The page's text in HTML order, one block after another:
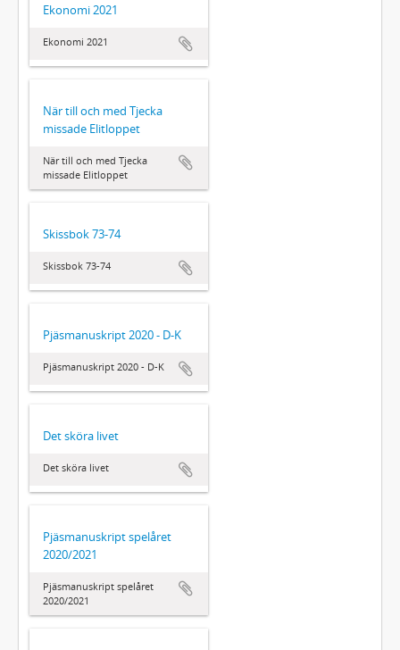
Ekonomi 2021
Ekonomi 2021
När till och med Tjecka
missade Elitloppet
När till och med Tjecka
missade Elitloppet
Skissbok 73-74
Skissbok 73-74
Pjäsmanuskript 2020 - D-K
Pjäsmanuskript 2020 - D-K
Det sköra livet
Det sköra livet
Pjäsmanuskript spelåret
2020/2021
Pjäsmanuskript spelåret
2020/2021